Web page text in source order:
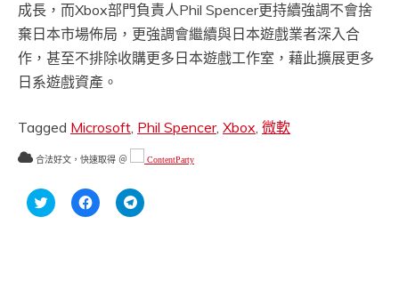
成長，而Xbox部門負責人Phil Spencer更持續強調不會捨
棄日本市場佈局，更強調會繼續與日本遊戲業者深入合
作，甚至不排除收購更多日本遊戲工作室，藉此擴展更多
日系遊戲資產。
Tagged Microsoft, Phil Spencer, Xbox, 微軟
合法好文，快速取得 ＠ ContentParty
分
享
按
一
按
一